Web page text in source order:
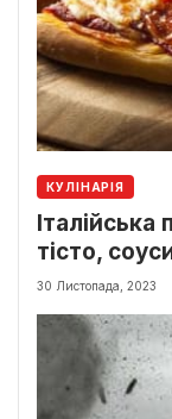
КУЛІНАРІЯ
Італійська
тісто,
30 Листопада, 2023